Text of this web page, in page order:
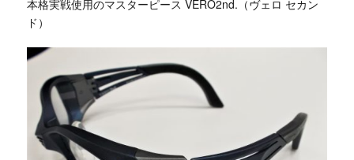
本格実戦使用のマスターピース VERO2nd.（ヴェロ セカン
ド）